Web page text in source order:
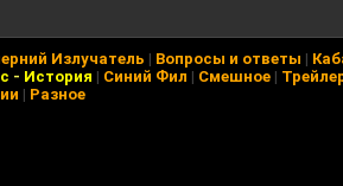
Излучатель | Вопросы и ответы |
- История | Синий Фил | Смешное |
| Разное